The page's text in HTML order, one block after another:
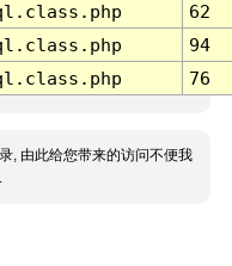
62
94
76
, 由此给您带来的访问不便我